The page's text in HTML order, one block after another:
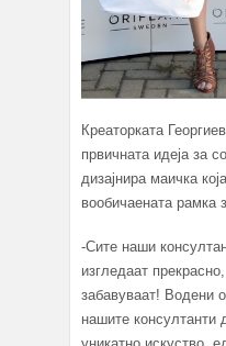
Креаторката
првичната идеја за
дизајнира маичка
вообичаената рамка
-Сите наши
изгледаат
забавуваат! Водени
нашите